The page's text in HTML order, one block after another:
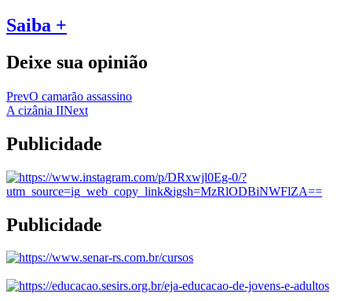
Saiba +
Deixe sua opinião
PrevO camarão assassino
A cizânia IINext
Publicidade
Publicidade